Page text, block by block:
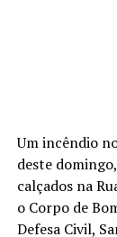
Um incêndio
deste
calçados na
o Corpo de
Defesa Civil,